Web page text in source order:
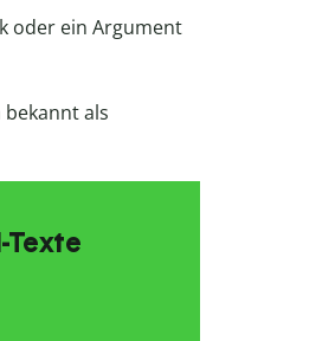
oder ein Argument
bekannt als
Texte